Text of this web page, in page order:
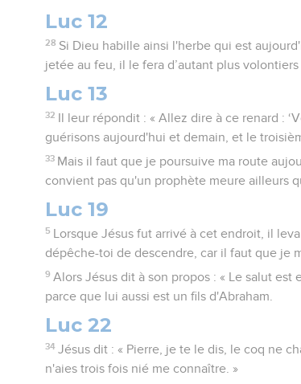
Luc 12
28 Si Dieu habille ainsi l'herbe qui est
jetée au feu, il le fera d’autant plus
Luc 13
32
Il leur répondit : « Allez dire à ce renard :
guérisons aujourd'hui et demain, et le
33 Mais il faut que je poursuive ma route
convient pas qu'un prophète meure ailleurs
Luc 19
5
Lorsque Jésus fut arrivé à cet endroit, il
dépêche-toi de descendre, car il faut que je
9 Alors Jésus dit à son propos : « Le salut est
parce que lui aussi est un fils d'Abraham.
Luc 22
34 Jésus dit : « Pierre, je te le dis, le coq ne
n'aies trois fois nié me connaître. »